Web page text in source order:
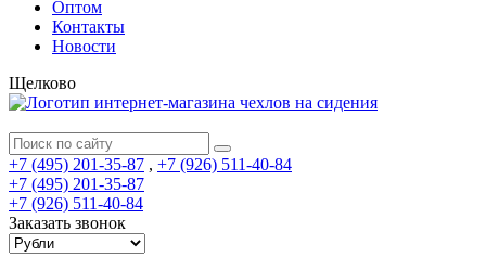
Оптом
Контакты
Новости
Щелково
+7 (495) 201-35-87 , +7 (926) 511-40-84
+7 (495) 201-35-87
+7 (926) 511-40-84
Заказать звонок